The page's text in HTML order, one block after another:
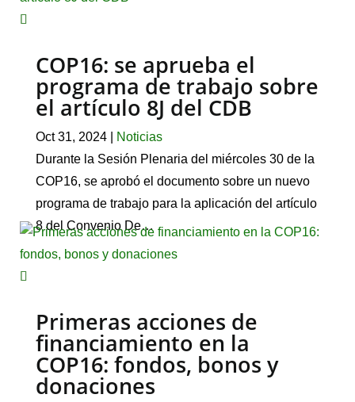
COP16: se aprueba el
programa de trabajo sobre
el artículo 8J del CDB
Oct 31, 2024|
Noticias
Durante la Sesión Plenaria del miércoles 30 de la
COP16, se aprobó el documento sobre un nuevo
programa de trabajo para la aplicación del artículo
8 del Convenio De…
Primeras acciones de
financiamiento en la
COP16: fondos, bonos y
donaciones